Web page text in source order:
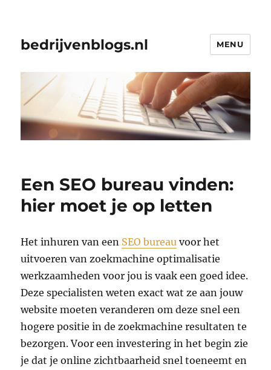
bedrijvenblogs.nl MENU
Een SEO bureau vinden:
hier moet je op letten
Het inhuren van een SEO bureau voor het
uitvoeren van zoekmachine optimalisatie
werkzaamheden voor jou is vaak een goed idee.
Deze specialisten weten exact wat ze aan jouw
website moeten veranderen om deze snel een
hogere positie in de zoekmachine resultaten te
bezorgen. Voor een investering in het begin zie
je dat je online zichtbaarheid snel toeneemt en